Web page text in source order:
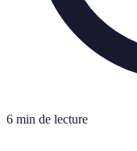
6 min de lecture